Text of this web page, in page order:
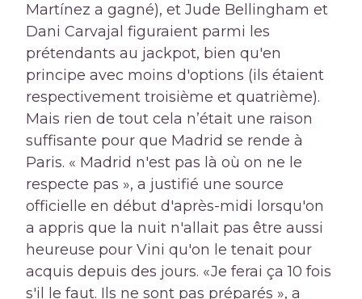
Martínez a gagné), et Jude Bellingham et
Dani Carvajal figuraient parmi les
prétendants au jackpot, bien qu'en
principe avec moins d'options (ils étaient
respectivement troisième et quatrième).
Mais rien de tout cela n’était une raison
suffisante pour que Madrid se rende à
Paris. « Madrid n'est pas là où on ne le
respecte pas », a justifié une source
officielle en début d'après-midi lorsqu'on
a appris que la nuit n'allait pas être aussi
heureuse pour Vini qu'on le tenait pour
acquis depuis des jours. «Je ferai ça 10 fois
s'il le faut. Ils ne sont pas préparés », a